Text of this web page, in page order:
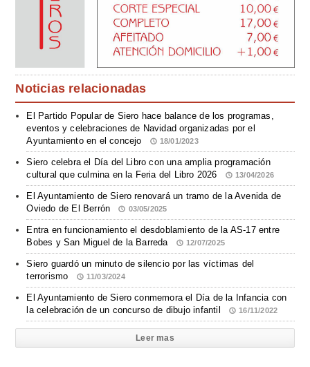
Noticias relacionadas
El Partido Popular de Siero hace balance de los programas,
eventos y celebraciones de Navidad organizadas por el
Ayuntamiento en el concejo
18/01/2023
Siero celebra el Día del Libro con una amplia programación
cultural que culmina en la Feria del Libro 2026
13/04/2026
El Ayuntamiento de Siero renovará un tramo de la Avenida de
Oviedo de El Berrón
03/05/2025
Entra en funcionamiento el desdoblamiento de la AS-17 entre
Bobes y San Miguel de la Barreda
12/07/2025
Siero guardó un minuto de silencio por las víctimas del
terrorismo
11/03/2024
El Ayuntamiento de Siero conmemora el Día de la Infancia con
la celebración de un concurso de dibujo infantil
16/11/2022
Leer mas